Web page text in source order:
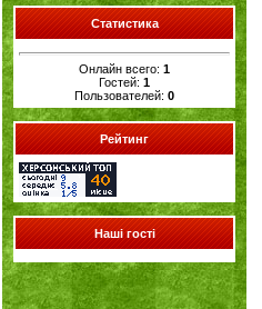
Статистика
Онлайн всего: 1
Гостей: 1
Пользователей: 0
Рейтинг
Наші гості